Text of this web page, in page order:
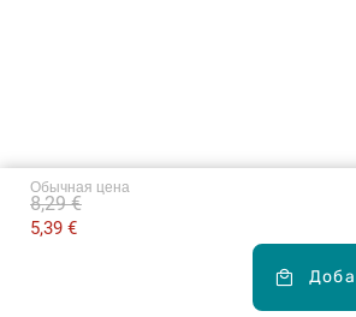
Обычная цена
5,39 €
8,29 €